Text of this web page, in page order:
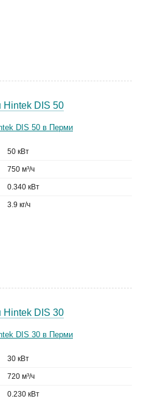
Hintek DIS 50
50 кВт
750 м³/ч
0.340 кВт
3.9 кг/ч
Hintek DIS 30
30 кВт
720 м³/ч
0.230 кВт